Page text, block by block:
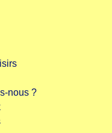
nous ?